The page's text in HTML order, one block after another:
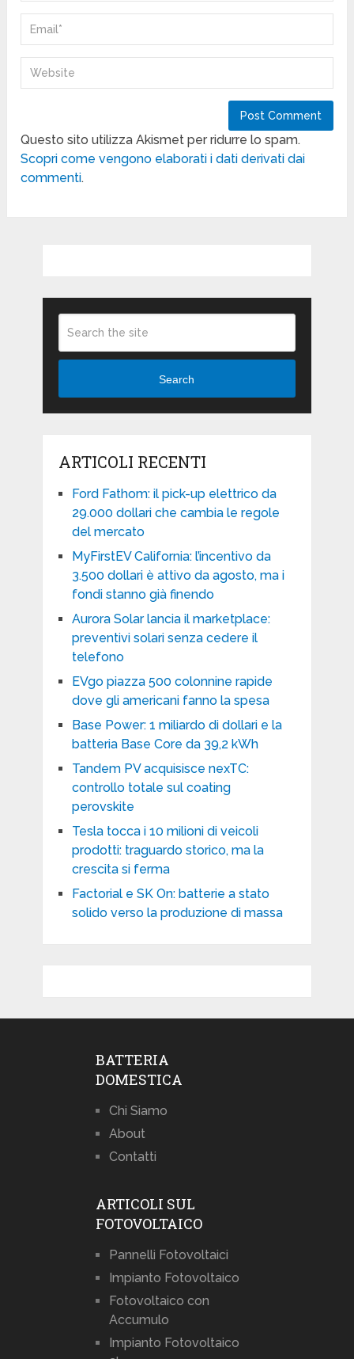
Questo sito utilizza Akismet per ridurre lo spam.
Scopri come vengono elaborati i dati derivati dai
commenti.
Search
ARTICOLI RECENTI
Ford Fathom: il pick-up elettrico da
29.000 dollari che cambia le regole
del mercato
MyFirstEV California: l’incentivo da
3.500 dollari è attivo da agosto, ma i
fondi stanno già finendo
Aurora Solar lancia il marketplace:
preventivi solari senza cedere il
telefono
EVgo piazza 500 colonnine rapide
dove gli americani fanno la spesa
Base Power: 1 miliardo di dollari e la
batteria Base Core da 39,2 kWh
Tandem PV acquisisce nexTC:
controllo totale sul coating
perovskite
Tesla tocca i 10 milioni di veicoli
prodotti: traguardo storico, ma la
crescita si ferma
Factorial e SK On: batterie a stato
solido verso la produzione di massa
BATTERIA
DOMESTICA
Chi Siamo
About
Contatti
ARTICOLI SUL
FOTOVOLTAICO
Pannelli Fotovoltaici
Impianto Fotovoltaico
Fotovoltaico con
Accumulo
Impianto Fotovoltaico